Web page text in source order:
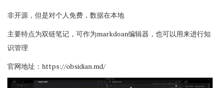
非开源，但是对个人免费，数据在本地
主要特点为双链笔记，可作为markdoan编辑器，也可以用来进行知
识管理
官网地址： https://obsidian.md/